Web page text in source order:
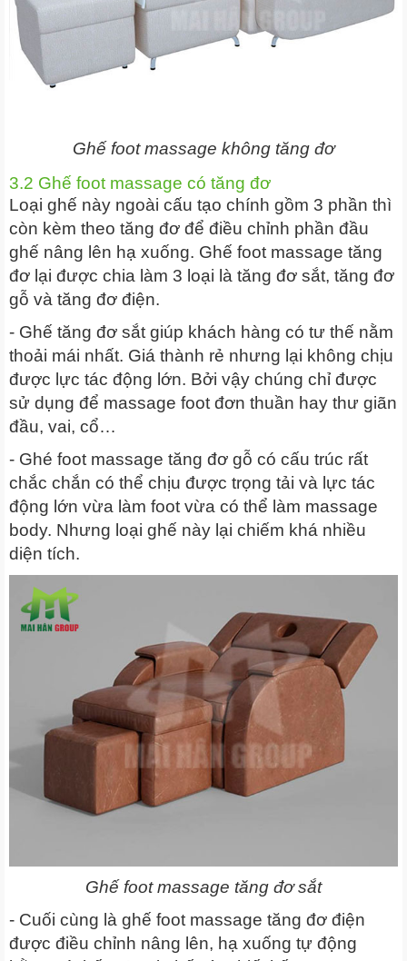
Ghế foot massage không tăng đơ
3.2 Ghế foot massage có tăng đơ
Loại ghế này ngoài cấu tạo chính gồm 3 phần thì
còn kèm theo tăng đơ để điều chỉnh phần đầu
ghế nâng lên hạ xuống. Ghế foot massage tăng
đơ lại được chia làm 3 loại là tăng đơ sắt, tăng đơ
gỗ và tăng đơ điện.
- Ghế tăng đơ sắt giúp khách hàng có tư thế nằm
thoải mái nhất. Giá thành rẻ nhưng lại không chịu
được lực tác động lớn. Bởi vậy chúng chỉ được
sử dụng để massage foot đơn thuần hay thư giãn
đầu, vai, cổ…
- Ghé foot massage tăng đơ gỗ có cấu trúc rất
chắc chắn có thể chịu được trọng tải và lực tác
động lớn vừa làm foot vừa có thể làm massage
body. Nhưng loại ghế này lại chiếm khá nhiều
diện tích.
Ghế foot massage tăng đơ sắt
- Cuối cùng là ghế foot massage tăng đơ điện
được điều chỉnh nâng lên, hạ xuống tự động